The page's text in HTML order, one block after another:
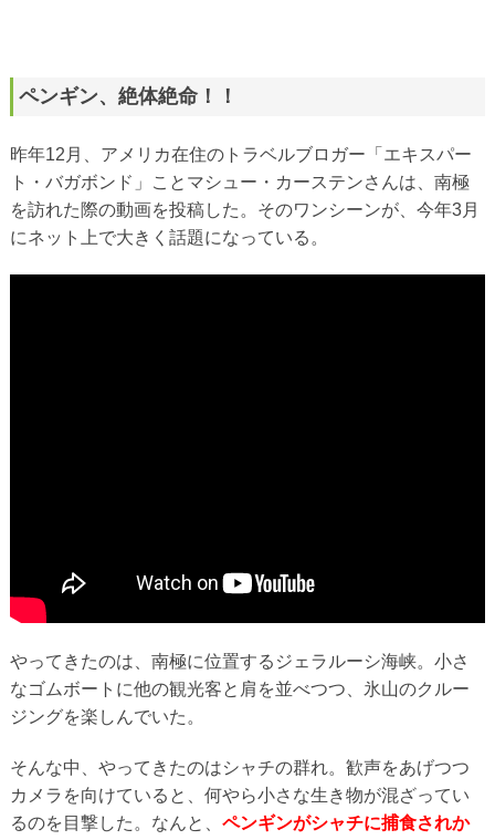
ペンギン、絶体絶命！！
昨年12月、アメリカ在住のトラベルブロガー「エキスパー
ト・バガボンド」ことマシュー・カーステンさんは、南極
を訪れた際の動画を投稿した。そのワンシーンが、今年3月
にネット上で大きく話題になっている。
やってきたのは、南極に位置するジェラルーシ海峡。小さ
なゴムボートに他の観光客と肩を並べつつ、氷山のクルー
ジングを楽しんでいた。
そんな中、やってきたのはシャチの群れ。歓声をあげつつ
カメラを向けていると、何やら小さな生き物が混ざってい
るのを目撃した。なんと、 ペンギンがシャチに捕食されか